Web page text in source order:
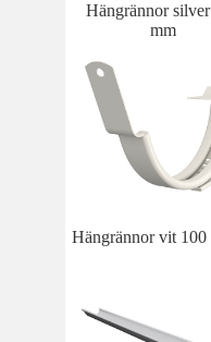
Hängrännor
mm
Hängrännor vit 100